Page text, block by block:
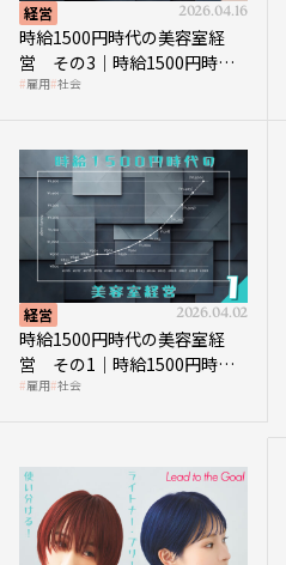
経営 2026.04.16
時給1500円時代の美容室経
営 その3｜時給1500円時
代、美容業はどのような影響
雇用 社会
経営 2026.04.02
時給1500円時代の美容室経
営 その1｜時給1500円時代
へ向かう社会的背景
雇用 社会